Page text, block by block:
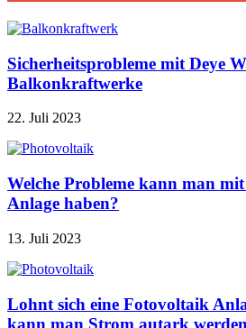
Sicherheitsprobleme mit Deye
Balkonkraftwerke
22. Juli 2023
Welche Probleme kann man
Anlage haben?
13. Juli 2023
Lohnt sich eine Fotovoltaik
kann man Strom autark